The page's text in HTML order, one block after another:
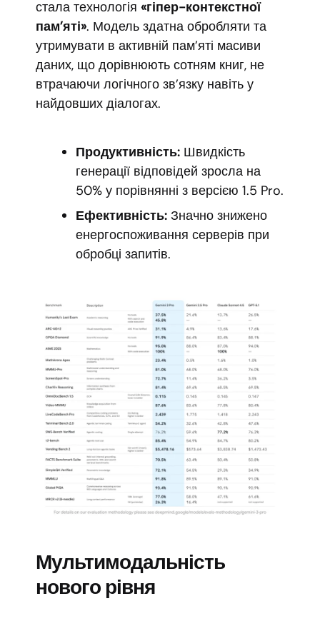
стала технологія «гіпер-контекстної
пам’яті». Модель здатна обробляти та
утримувати в активній пам’яті масиви
даних, що дорівнюють сотням книг, не
втрачаючи логічного зв’язку навіть у
найдовших діалогах.
Продуктивність: Швидкість
генерації відповідей зросла на
50% у порівнянні з версією 1.5 Pro.
Ефективність: Значно знижено
енергоспоживання серверів при
обробці запитів.
Мультимодальність
нового рівня